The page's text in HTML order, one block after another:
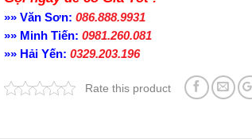
»» Văn Sơn: 086.888.9931
»» Minh Tiến: 0981.260.081
»» Hải Yến: 0329.203.196
Rate this product